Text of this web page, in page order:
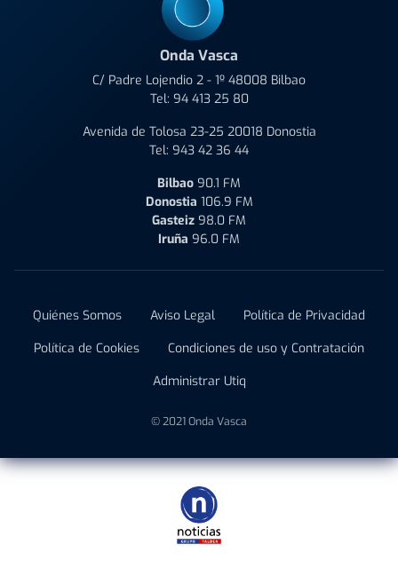
Onda Vasca
C/ Padre Lojendio 2 - 1º 48008 Bilbao
Tel: 94 413 25 80
Avenida de Tolosa 23-25 20018 Donostia
Tel: 943 42 36 44
Bilbao 90.1 FM
Donostia 106.9 FM
Gasteiz 98.0 FM
Iruña 96.0 FM
Quiénes Somos Aviso Legal
Política de Privacidad
Política de Cookies
Condiciones de uso y Contratación
Administrar Utiq
© 2021 Onda Vasca